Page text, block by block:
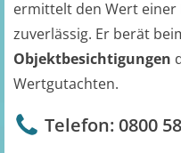
ermittelt den Wert
zuverlässig. Er berät
Objektbesichtigungen
Wertgutachten.
Telefon: 0800